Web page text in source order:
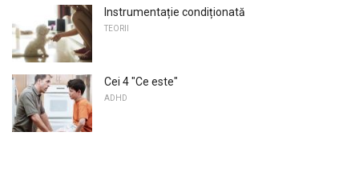
Instrumentație condiționată
TEORII
Cei 4 "Ce este"
ADHD